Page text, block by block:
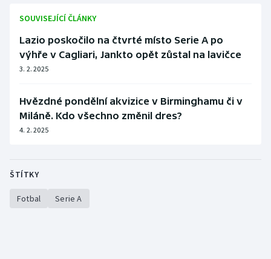
Plavání
Ragby
Rychlostní kanoistika
Short track
SOUVISEJÍCÍ ČLÁNKY
Lazio poskočilo na čtvrté místo Serie A po
výhře v Cagliari, Jankto opět zůstal na lavičce
3. 2. 2025
Hvězdné pondělní akvizice v Birminghamu či v
Miláně. Kdo všechno změnil dres?
4. 2. 2025
ŠTÍTKY
Fotbal Serie A